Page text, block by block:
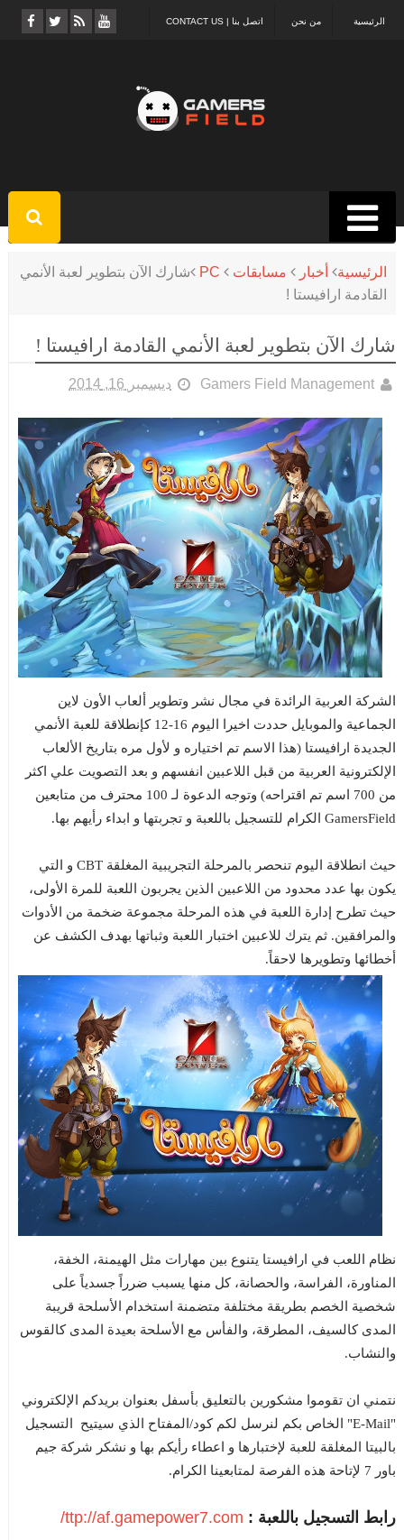
اتصل بنا | CONTACT US من نحن الرئيسية
الرئيسية أخبار مسابقات PC
شارك الآن بتطوير لعبة الأنمي
القادمة ارافيستا !
شارك الآن بتطوير لعبة الأنمي القادمة ارافيستا !
Gamers Field Management ديسمبر 16, 2014
الشركة العربية الرائدة في مجال نشر وتطوير ألعاب الأون لاين
الجماعية والموبايل حددت اخيرا اليوم 16-12 كإنطلاقة للعبة الأنمي
الجديدة ارافيستا (هذا الاسم تم اختياره و لأول مره بتاريخ الألعاب
الإلكترونية العربية من قبل اللاعبين انفسهم و بعد التصويت علي اكثر
من 700 اسم تم اقتراحه) وتوجه الدعوة لـ 100 محترف من متابعين
GamersField الكرام للتسجيل باللعبة و تجربتها و ابداء رأيهم بها.
حيث انطلاقة اليوم تنحصر بالمرحلة التجريبية المغلقة CBT و التي
يكون بها عدد محدود من اللاعبين الذين يجربون اللعبة للمرة الأولى،
حيث تطرح إدارة اللعبة في هذه المرحلة مجموعة ضخمة من الأدوات
والمرافقين. ثم يترك للاعبين اختبار اللعبة وثباتها بهدف الكشف عن
أخطائها وتطويرها لاحقاً.
نظام اللعب في ارافيستا يتنوع بين مهارات مثل الهيمنة، الخفة،
المناورة، الفراسة، والحصانة، كل منها يسبب ضرراً جسدياً على
شخصية الخصم بطريقة مختلفة متضمنة استخدام الأسلحة قريبة
المدى كالسيف، المطرقة، والفأس مع الأسلحة بعيدة المدى كالقوس
والنشاب.
نتمني ان تقوموا مشكورين بالتعليق بأسفل بعنوان بريدكم الإلكتروني
"E-Mail" الخاص بكم لنرسل لكم كود/المفتاح الذي سيتيح التسجيل
بالبيتا المغلقة للعبة لإختبارها و اعطاء رأيكم بها و نشكر شركة جيم
باور 7 لإتاحة هذه الفرصة لمتابعينا الكرام.
رابط التسجيل باللعبة : ttp://af.gamepower7.com/